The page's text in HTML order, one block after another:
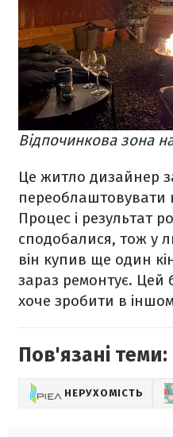
Відпочинкова зона
Це житло дизайнер
переоблаштовувати
Процес і результат
сподобалися, тож у
він купив ще один
зараз ремонтує. Цей
хоче зробити в
Пов'язані теми:
НЕРУХОМІСТЬ